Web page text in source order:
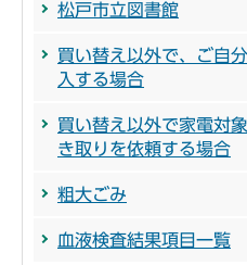
松戸市立図書館
買い替え以外で、ご自
入する場合
買い替え以外で家電対
き取りを依頼する場合
粗大ごみ
血液検査結果項目一覧